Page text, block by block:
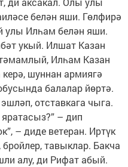
белән яши. Гөлфирә
улы Илһам белән яши.
укый. Илшат Казан
Илһам Казан
шуннан армиягә
балалар йөртә.
отставкага чыга.
– дип
– диде ветеран. Иртүк
тавыклар. Бакча
алу, ди Рифат абый.